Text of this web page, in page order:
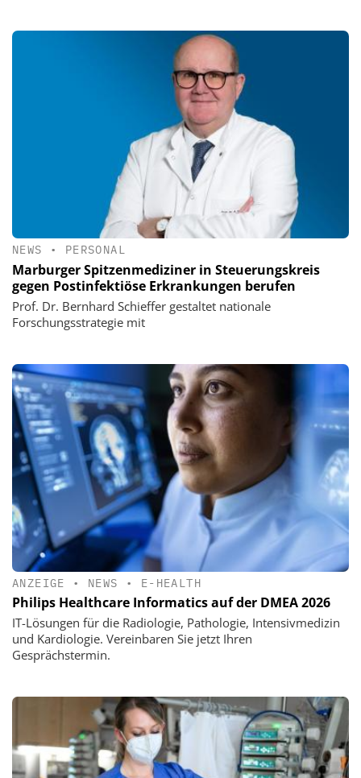
NEWS • PERSONAL
Marburger Spitzenmediziner in Steuerungskreis
gegen Postinfektiöse Erkrankungen berufen
Prof. Dr. Bernhard Schieffer gestaltet nationale
Forschungsstrategie mit
ANZEIGE • NEWS • E-HEALTH
Philips Healthcare Informatics auf der DMEA 2026
IT-Lösungen für die Radiologie, Pathologie, Intensivmedizin
und Kardiologie. Vereinbaren Sie jetzt Ihren
Gesprächstermin.